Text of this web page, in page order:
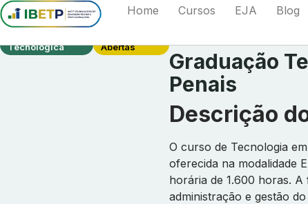
Home Cursos EJA Blog
Tecnológica
Abertas
Graduação
Penais
Descrição
O curso de Tecnologia
oferecida na modalidade
horária de 1.600 horas.
administração e gestão